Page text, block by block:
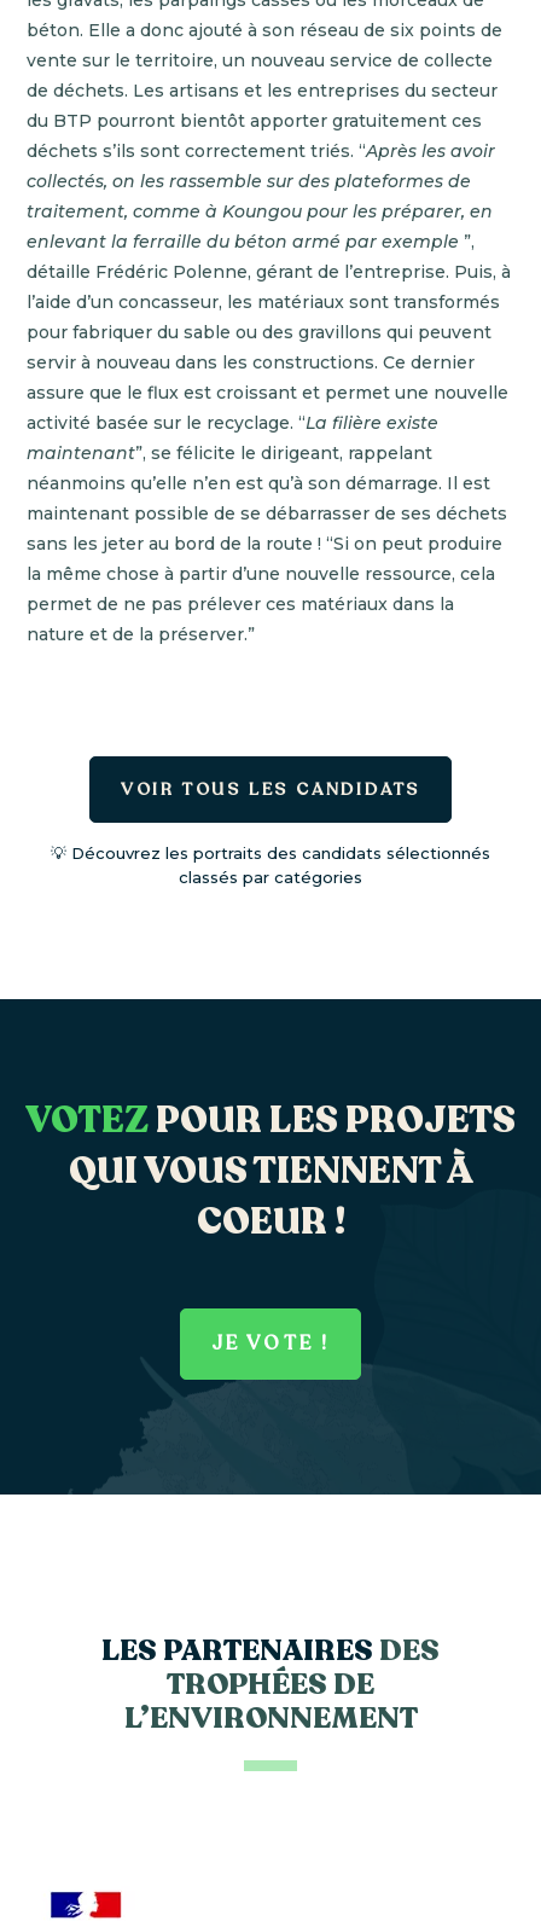
béton. Elle a donc ajouté à son réseau de six points de
vente sur le territoire, un nouveau service de collecte
de déchets. Les artisans et les entreprises du secteur
du BTP pourront bientôt apporter gratuitement ces
déchets s’ils sont correctement triés. “Après les avoir
collectés, on les rassemble sur des plateformes de
traitement, comme à Koungou pour les préparer, en
enlevant la ferraille du béton armé par exemple ”,
détaille Frédéric Polenne, gérant de l’entreprise. Puis, à
l’aide d’un concasseur, les matériaux sont transformés
pour fabriquer du sable ou des gravillons qui peuvent
servir à nouveau dans les constructions. Ce dernier
assure que le flux est croissant et permet une nouvelle
activité basée sur le recyclage. “La filière existe
maintenant”, se félicite le dirigeant, rappelant
néanmoins qu’elle n’en est qu’à son démarrage. Il est
maintenant possible de se débarrasser de ses déchets
sans les jeter au bord de la route ! “Si on peut produire
la même chose à partir d’une nouvelle ressource, cela
permet de ne pas prélever ces matériaux dans la
nature et de la préserver.”
VOIR TOUS LES CANDIDATS
💡 Découvrez les portraits des candidats sélectionnés
classés par catégories
VOTEZPOUR LES PROJETS
QUI VOUS TIENNENT À
COEUR !
JE VOTE !
LES PARTENAIRES DES
TROPHÉES DE
L’ENVIRONNEMENT